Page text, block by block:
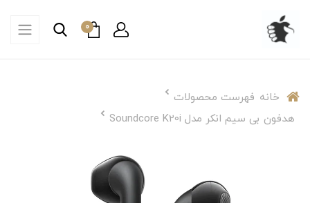
0
خانه فهرست محصولات
هدفون بی سیم انکر مدل Soundcore K20i